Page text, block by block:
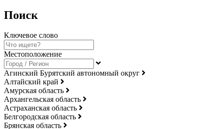
Поиск
Ключевое слово
Местоположение
Агинский Бурятский автономный округ
Алтайский край
Амурская область
Архангельская область
Астраханская область
Белгородская область
Брянская область